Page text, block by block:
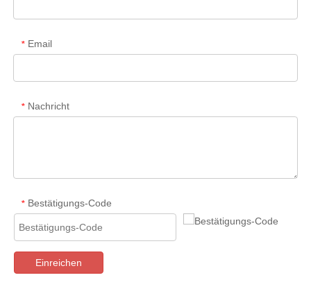
* Email
* Nachricht
* Bestätigungs-Code
Einreichen